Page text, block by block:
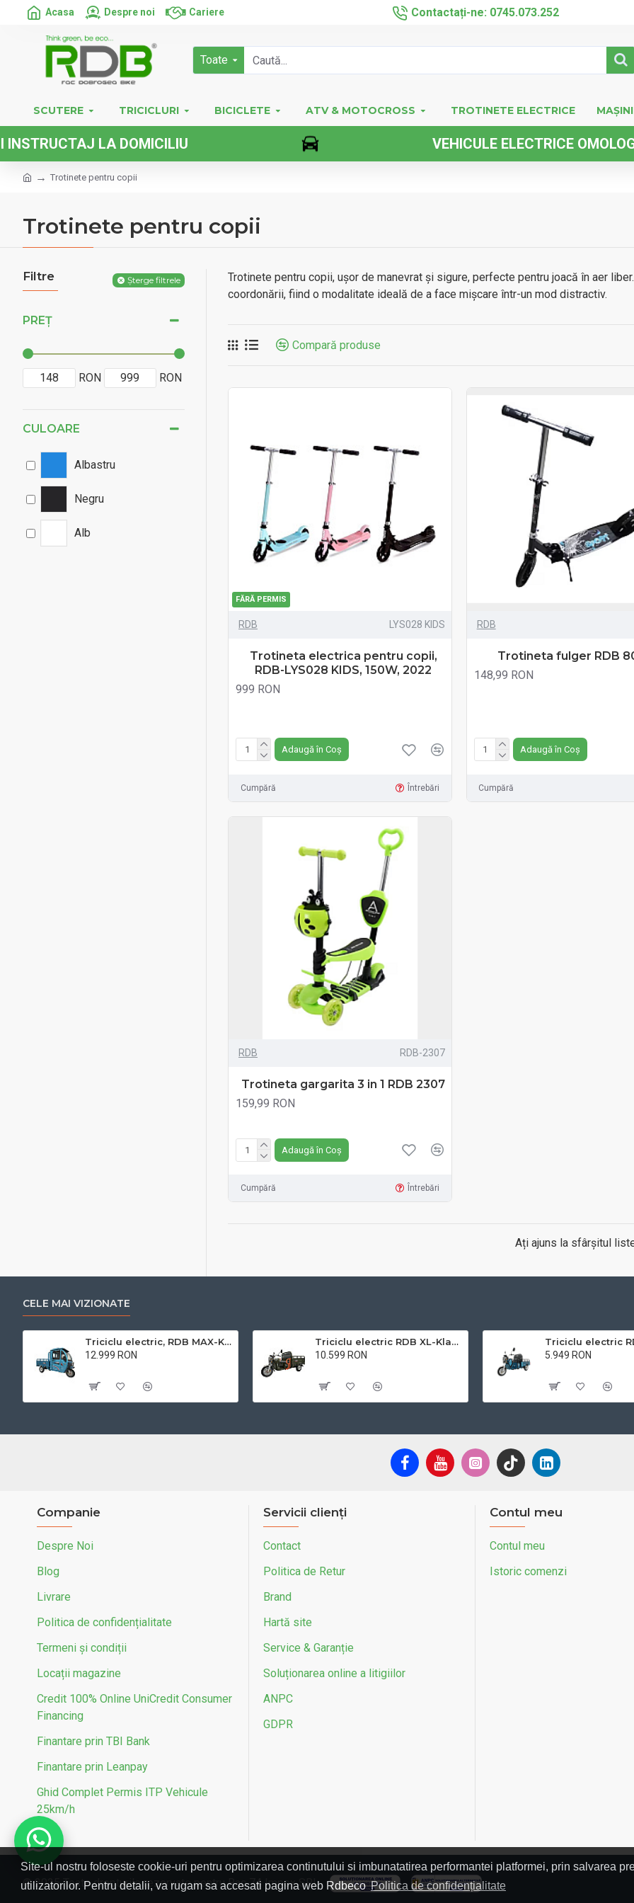
Site-ul nostru foloseste cookie-uri pentru optimizarea continutului si imbunatatirea performantei platformei, prin salvarea
utilizatorilor. Pentru detalii, va rugam sa accesati pagina web RdbecoPolitica de confidențialitate
Acasa Despre noi Cariere Contactați-ne: 0745.073.252
Toate
SCUTERE TRICICLURI BICICLETE ATV & MOTOCROSS TROTINETE ELECTRICE
LA DOMICILIU VEHICULE ELECTRICE OMOLOGATE
Trotinete pentru copii
Trotinete pentru copii
Filtre Șterge filtrele
PREȚ
RON RON
CULOARE
Albastru
Negru
Alb
Trotinete pentru copii, ușor de manevrat și sigure, perfecte pentru joacă în aer
coordonării, fiind o modalitate ideală de a face mișcare într-un mod distractiv.
Compară produse
FĂRĂ PERMIS
RDB LYS028 KIDS
Trotineta electrica pentru copii,
RDB-LYS028 KIDS, 150W, 2022
999 RON
Adaugă în Coș
Cumpără Întrebări
RDB
Trotineta fulger RDB
148,99 RON
Adaugă în Coș
Cumpără
RDB RDB-2307
Trotineta gargarita 3 in 1 RDB 2307
159,99 RON
Adaugă în Coș
Cumpără Întrebări
Ați ajuns la sfârșitul
CELE MAI VIZIONATE
Triciclu electric, RDB MAX-Klass4, acoperis inchis, fara permis, 72V 32Ah, 4000W, 25km/h
12.999 RON
Triciclu electric RDB XL-Klass4, GRANDE 4000W, 72V 45Ah, 25km/h
10.599 RON
5.949 RON
Companie
Despre Noi
Blog
Livrare
Politica de confidențialitate
Termeni și condiții
Locații magazine
Credit 100% Online UniCredit Consumer
Financing
Finantare prin TBI Bank
Finantare prin Leanpay
Ghid Complet Permis ITP Vehicule
25km/h
Servicii clienți
Contact
Politica de Retur
Brand
Hartă site
Service & Garanție
Soluționarea online a litigiilor
ANPC
GDPR
Contul meu
Contul meu
Istoric comenzi
© 2025 Toate drepturile rezervate pentru Rac 74 Impex SRL